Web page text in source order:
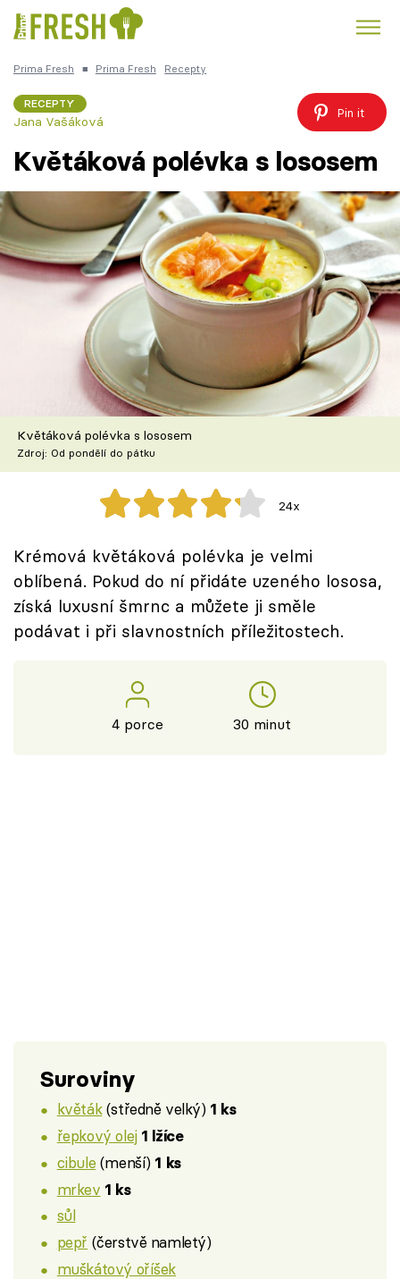
Česká kuchyně
Témata
Recepty
TV Program
Škola vaření
Recepty z TV
Speciál: Cuketa
Těhotnej kuchař
Sledujte prima+
Prima Fresh ■ Prima Fresh Recepty
RECEPTY
Jana Vašáková
Pin it
Květáková polévka s lososem
Květáková polévka s lososem
Zdroj: Od pondělí do pátku
24x
Krémová květáková polévka je velmi
oblíbená. Pokud do ní přidáte uzeného lososa,
získá luxusní šmrnc a můžete ji směle
podávat i při slavnostních příležitostech.
4 porce 30 minut
Suroviny
květák(středně velký) 1 ks
řepkový olej 1 lžíce
cibule (menší) 1 ks
mrkev 1 ks
sůl
pepř (čerstvě namletý)
muškátový oříšek